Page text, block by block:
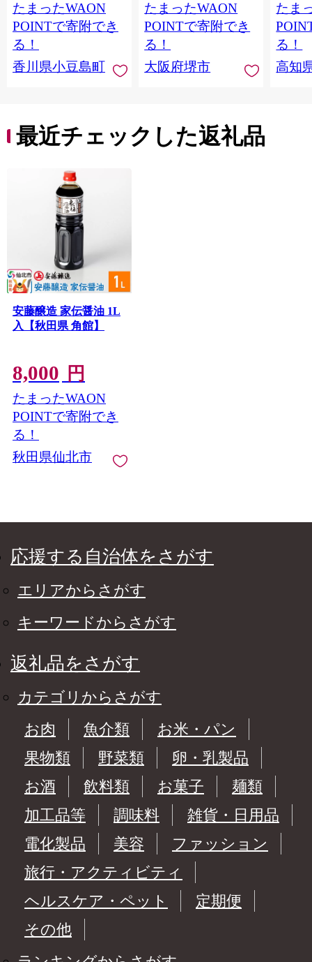
たまったWAON
POINTで寄附でき
る！
香川県小豆島町
バージン エキストラ
バージンオイル 調味
料 高品質 ヘルシー サ
ラダ パスタ 洋食 人気
おすすめ 送料無料 大
たまったWAON
POINTで寄附でき
る！
大阪府堺市
たま
る！
高知
最近チェックした返礼品
安藤醸造 家伝醤油 1L
入【秋田県 角館】
8,000 円
たまったWAON
POINTで寄附でき
る！
秋田県仙北市
応援する自治体をさがす
エリアからさがす
キーワードからさがす
返礼品をさがす
カテゴリからさがす
お肉
魚介類
お米・パン
果物類
野菜類
卵・乳製品
お酒
飲料類 お菓子
麺類
加工品等
調味料
雑貨・日用品
電化製品
美容
ファッション
旅行・アクティビティ
ヘルスケア・ペット
定期便
その他